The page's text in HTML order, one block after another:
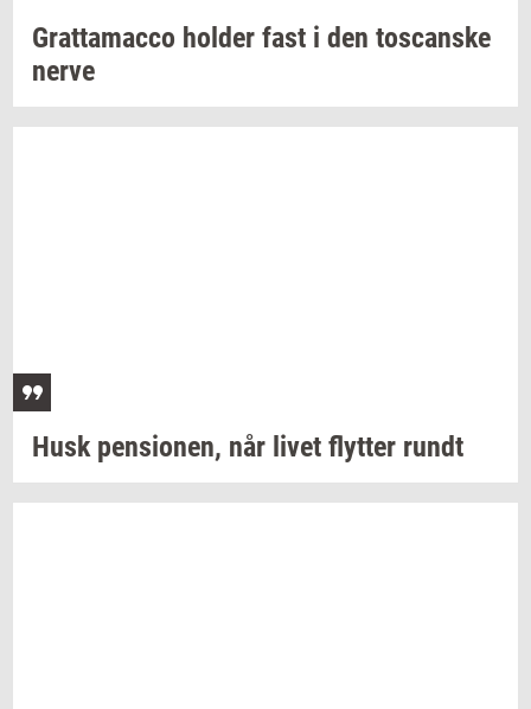
Grat­ta­mac­co hol­der fast i den toscan­ske
nerve
Husk pen­sio­nen, når livet flyt­ter rundt